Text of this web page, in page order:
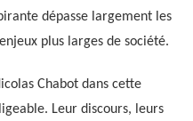
dépasse largement les
plus larges de société.
Chabot dans cette
Leur discours, leurs